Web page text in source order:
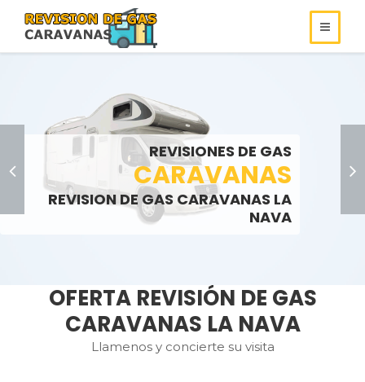
REVISIONES DE GAS
CARAVANAS
REVISION DE GAS CARAVANAS LA
NAVA
>
REVISIONES DE
GAS
AUTOCARAVANAS
LLAMENOS:
REVISIONES DE GAS
ROULOTS
SOMOS ESPECIALISTAS EN
REVISIONES DE GAS
LLAMENOS:
OFERTA REVISIÓN DE GAS
CARAVANAS LA NAVA
Llamenos y concierte su visita